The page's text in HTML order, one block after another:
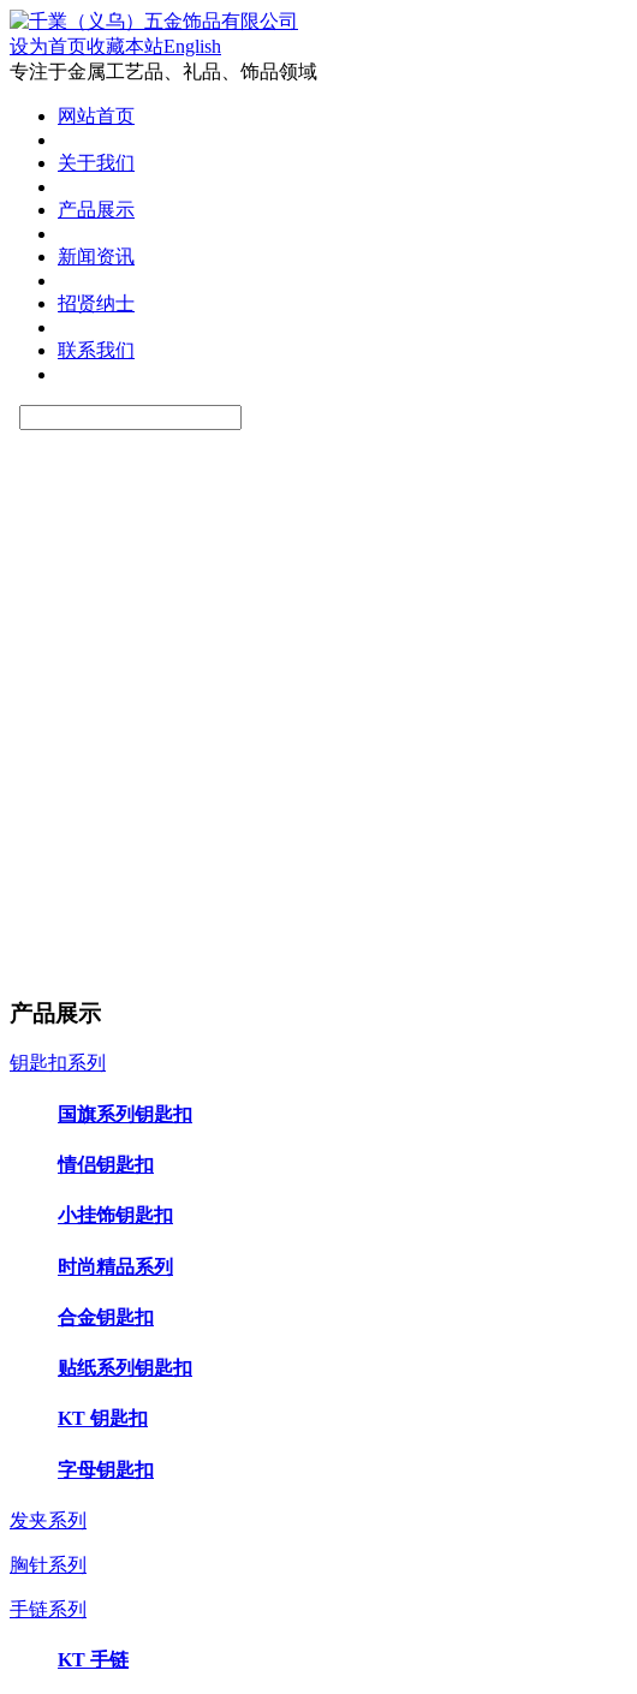
设为首页收藏本站English
专注于金属工艺品、礼品、饰品领域
网站首页
关于我们
产品展示
新闻资讯
招贤纳士
联系我们
产品展示
钥匙扣系列
国旗系列钥匙扣
情侣钥匙扣
小挂饰钥匙扣
时尚精品系列
合金钥匙扣
贴纸系列钥匙扣
KT 钥匙扣
字母钥匙扣
发夹系列
胸针系列
手链系列
KT 手链